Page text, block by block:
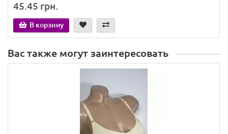
45.45 грн.
В корзину
Вас также могут заинтересовать